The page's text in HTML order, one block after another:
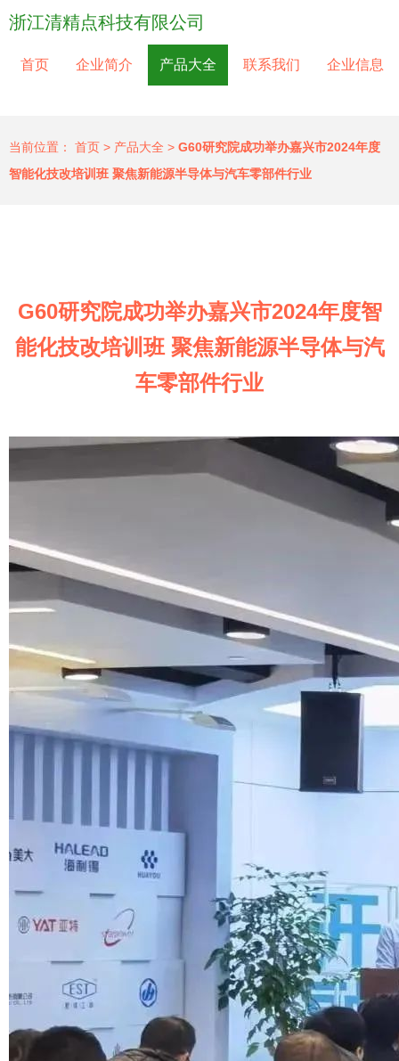
浙江清精点科技有限公司
首页 企业简介 产品大全 联系我们 企业信息
当前位置： 首页 > 产品大全 > G60研究院成功举办嘉兴市2024年度
智能化技改培训班 聚焦新能源半导体与汽车零部件行业
G60研究院成功举办嘉兴市2024年度智
能化技改培训班 聚焦新能源半导体与汽
车零部件行业